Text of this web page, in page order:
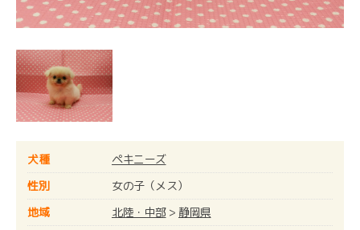
犬種
ペキニーズ
性別
女の子（メス）
地域
北陸・中部> 静岡県